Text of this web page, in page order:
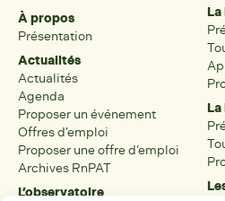
À propos
Présentation
Actualités
Actualités
Agenda
Proposer un événement
Offres d’emploi
Proposer une offre d’emploi
Archives RnPAT
L’observatoire